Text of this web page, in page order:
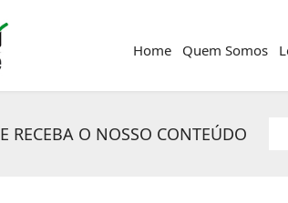
Home Quem Somos
E RECEBA O NOSSO CONTEÚDO